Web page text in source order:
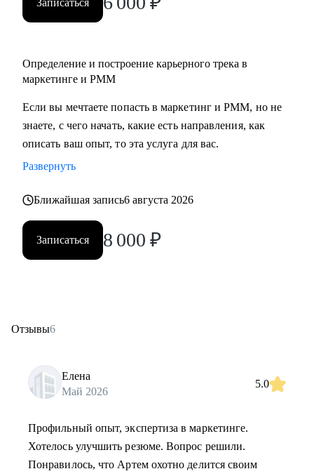
• Middle/senior специалистам в маркетинге и PMM для
• Всем, кто точно понимает, что хочет попасть в Digital-
маркетинг и PMM, но не знает, какие бывают направления,
с чего можно начать, в какую сторону двигаться.
Записаться
Определение и построение карьерного трека в
маркетинге и PMM
Если вы мечтаете попасть в маркетинг и PMM, но не
знаете, с чего начать, какие есть направления, как
описать ваш опыт, то эта услуга для вас.
Развернуть
Ближайшая запись6 августа 2026
Записаться 8 000 ₽
Отзывы6
Елена
Май 2026
5.0
Профильный опыт, экспертиза в маркетинге.
Хотелось улучшить резюме. Вопрос решили.
Понравилось, что Артем охотно делится своим